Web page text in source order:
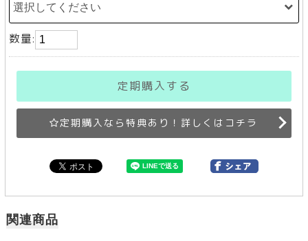
数量:
定期購入する
定期購入なら特典あり！詳しくはコチラ
関連商品